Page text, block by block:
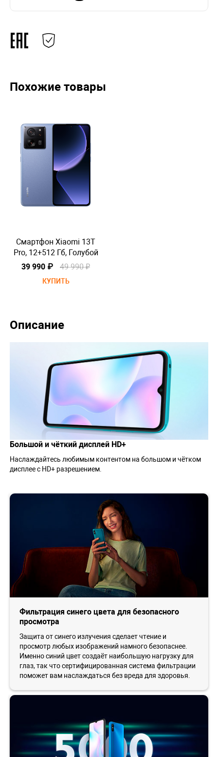
Похожие товары
Смартфон Xiaomi 13T
Pro, 12+512 Гб, Голубой
39 990 ₽
49 990 ₽
КУПИТЬ
Описание
Большой и чёткий дисплей HD+
Наслаждайтесь любимым контентом на большом и чётком
дисплее с HD+ разрешением.
Фильтрация синего цвета для безопасного
просмотра
Защита от синего излучения сделает чтение и
просмотр любых изображений намного безопаснее.
Именно синий цвет создаёт наибольшую нагрузку для
глаз, так что сертифицированная система фильтрации
поможет вам наслаждаться без вреда для здоровья.